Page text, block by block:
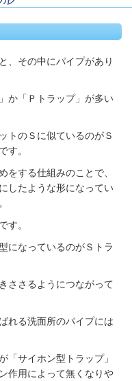
、その中にパイプがあり
か「Ｐトラップ」が多い
トのＳに似ているのがＳ
す。
をする仕組みのことで、
したような形になってい
す。
になっているのがＳトラ
ささるようにつながって
れる洗面所のパイプには
「サイホン型トラップ」
作用によって無くなりや